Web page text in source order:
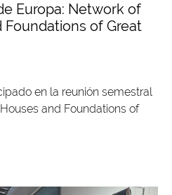
Europa: Network of
Foundations of Great
en la reunión semestral
and Foundations of